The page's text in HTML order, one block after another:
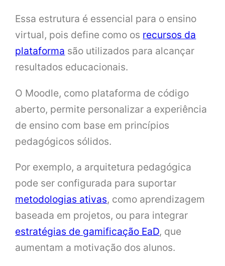
Essa estrutura é essencial para o ensino
virtual, pois define como os recursos da
plataforma são utilizados para alcançar
resultados educacionais.
O Moodle, como plataforma de código
aberto, permite personalizar a experiência
de ensino com base em princípios
pedagógicos sólidos.
Por exemplo, a arquitetura pedagógica
pode ser configurada para suportar
metodologias ativas, como aprendizagem
baseada em projetos, ou para integrar
estratégias de gamificação EaD, que
aumentam a motivação dos alunos.